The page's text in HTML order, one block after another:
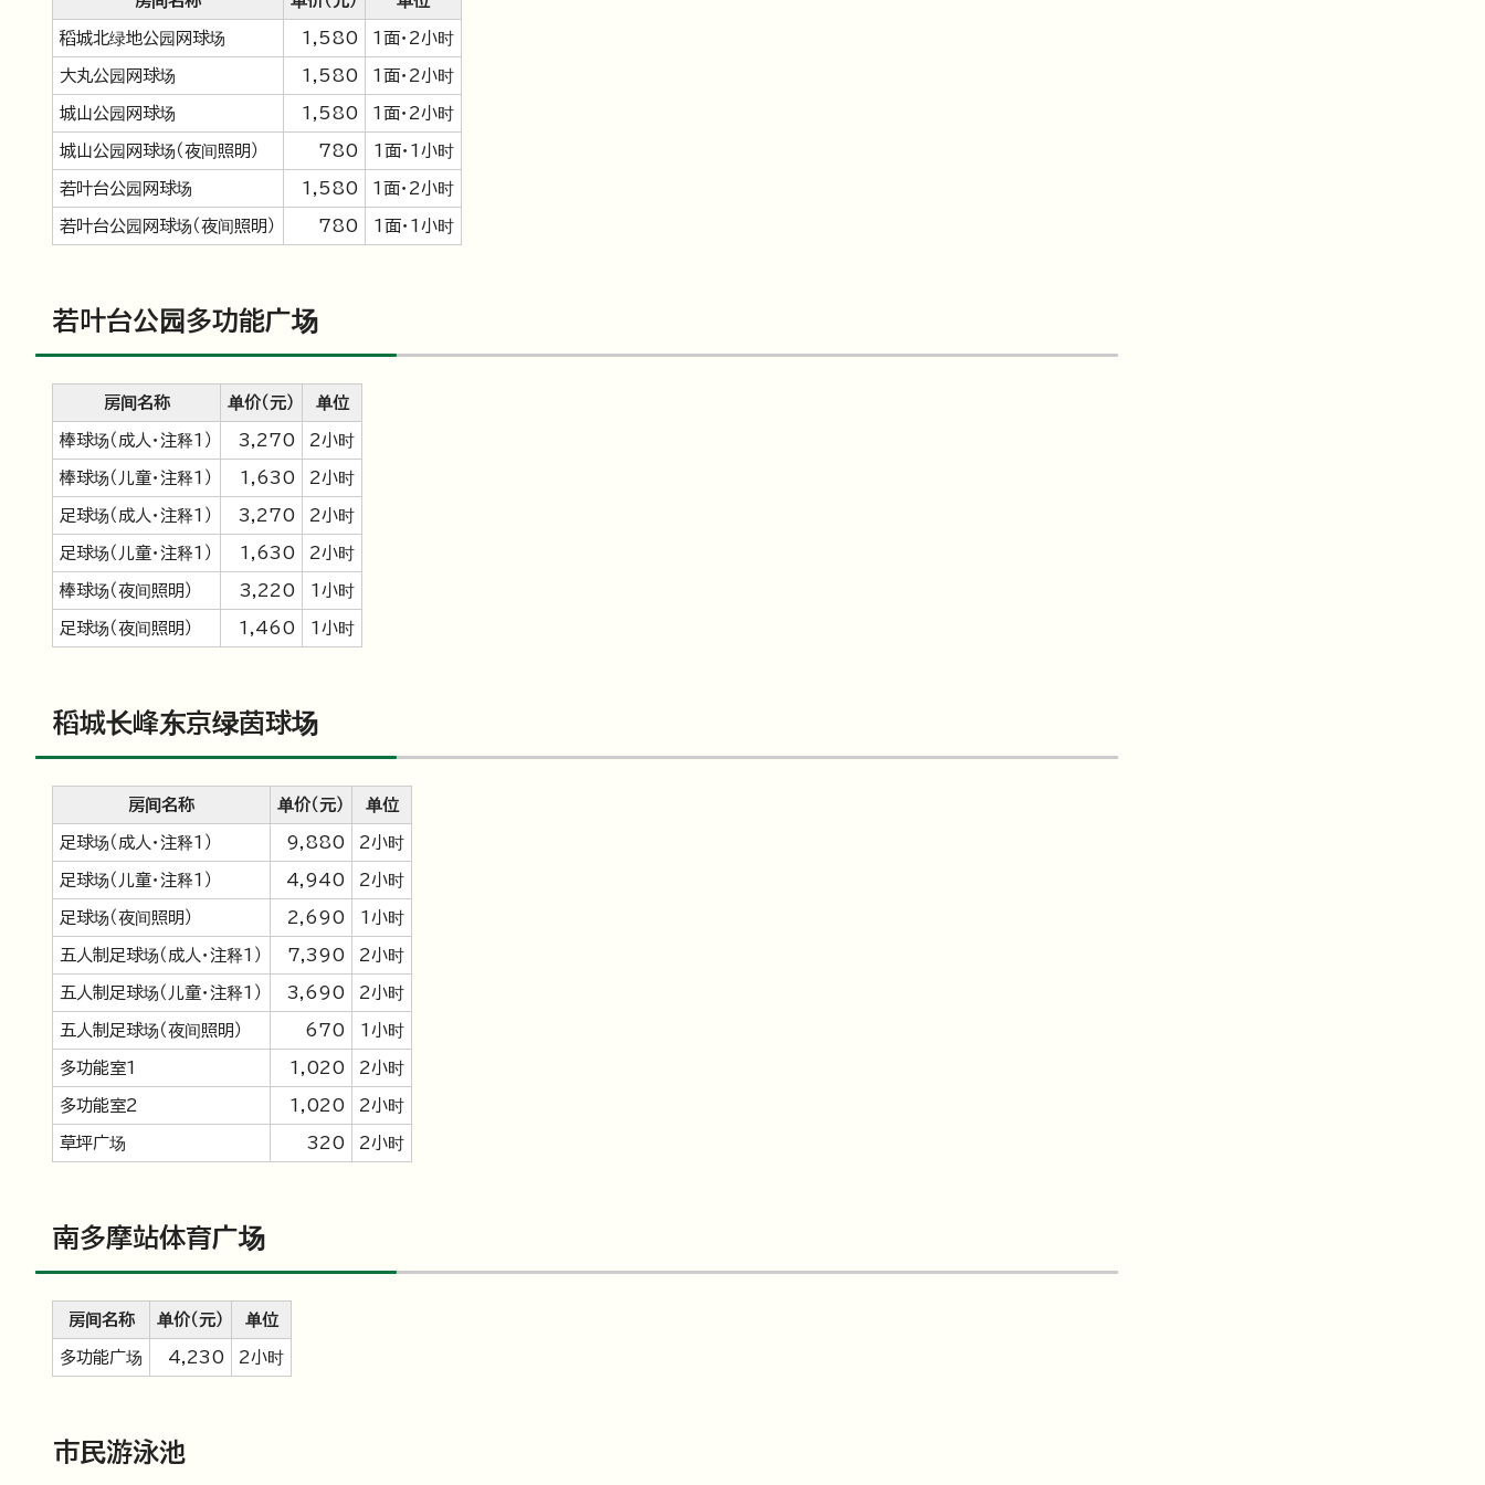
稻城北绿地公园网球场 1,580 1面・2小时
大丸公园网球场 1,580 1面・2小时
城山公园网球场 1,580 1面・2小时
城山公园网球场（夜间照明） 780 1面・1小时
若叶台公园网球场 1,580 1面・2小时
若叶台公园网球场（夜间照明） 780 1面・1小时
若叶台公园多功能广场
房间名称 单价（元） 单位
棒球场（成人・注释1） 3,270 2小时
棒球场（儿童・注释1） 1,630 2小时
足球场（成人・注释1） 3,270 2小时
足球场（儿童・注释1） 1,630 2小时
棒球场（夜间照明） 3,220 1小时
足球场（夜间照明） 1,460 1小时
稻城长峰东京绿茵球场
房间名称 单价（元） 单位
足球场（成人・注释1） 9,880 2小时
足球场（儿童・注释1） 4,940 2小时
足球场（夜间照明） 2,690 1小时
五人制足球场（成人・注释1） 7,390 2小时
五人制足球场（儿童・注释1） 3,690 2小时
五人制足球场（夜间照明） 670 1小时
多功能室1 1,020 2小时
多功能室2 1,020 2小时
草坪广场 320 2小时
南多摩站体育广场
房间名称 单价（元） 单位
多功能广场 4,230 2小时
市民游泳池